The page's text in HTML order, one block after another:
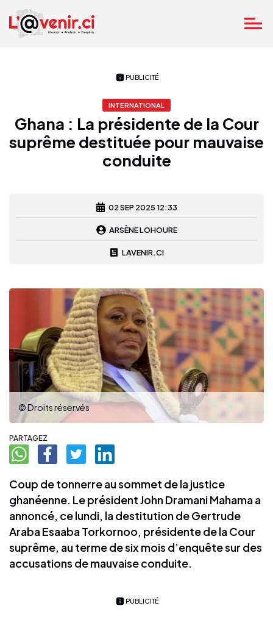
PUBLICITÉ
INTERNATIONAL
Ghana : La présidente de la Cour
suprême destituée pour mauvaise
conduite
02 SEP 2025 12:33
ARSÈNE LOHOURE
LAVENIR.CI
© Droits réservés
PARTAGEZ
Coup de tonnerre au sommet de la justice
ghanéenne. Le président John Dramani Mahama a
annoncé, ce lundi, la destitution de Gertrude
Araba Esaaba Torkornoo, présidente de la Cour
suprême, au terme de six mois d’enquête sur des
accusations de mauvaise conduite.
PUBLICITÉ